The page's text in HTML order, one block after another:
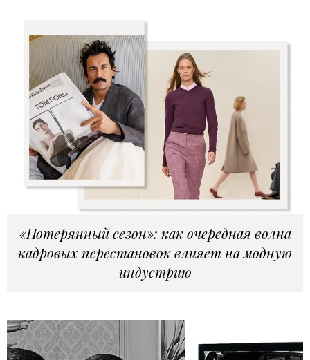
«Потерянный сезон»: как очередная волна
кадровых перестановок влияет на модную
индустрию